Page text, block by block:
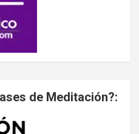
de Meditación?: